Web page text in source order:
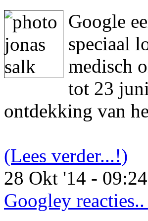
Google
speciaal
medisch
tot 23
ontdekking van
(Lees verder...!)
28 Okt '14 -
Googley reacties..